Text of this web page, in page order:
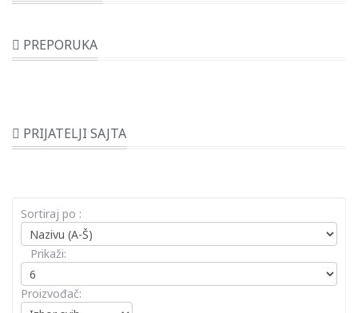
PREPORUKA
PRIJATELJI SAJTA
Sortiraj po :
Prikaži:
Proizvođač: